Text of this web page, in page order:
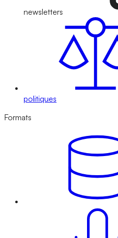
newsletters
politiques
Formats